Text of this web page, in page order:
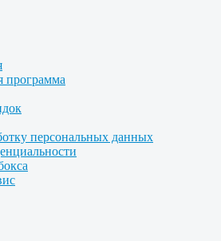
программа
персональных данных